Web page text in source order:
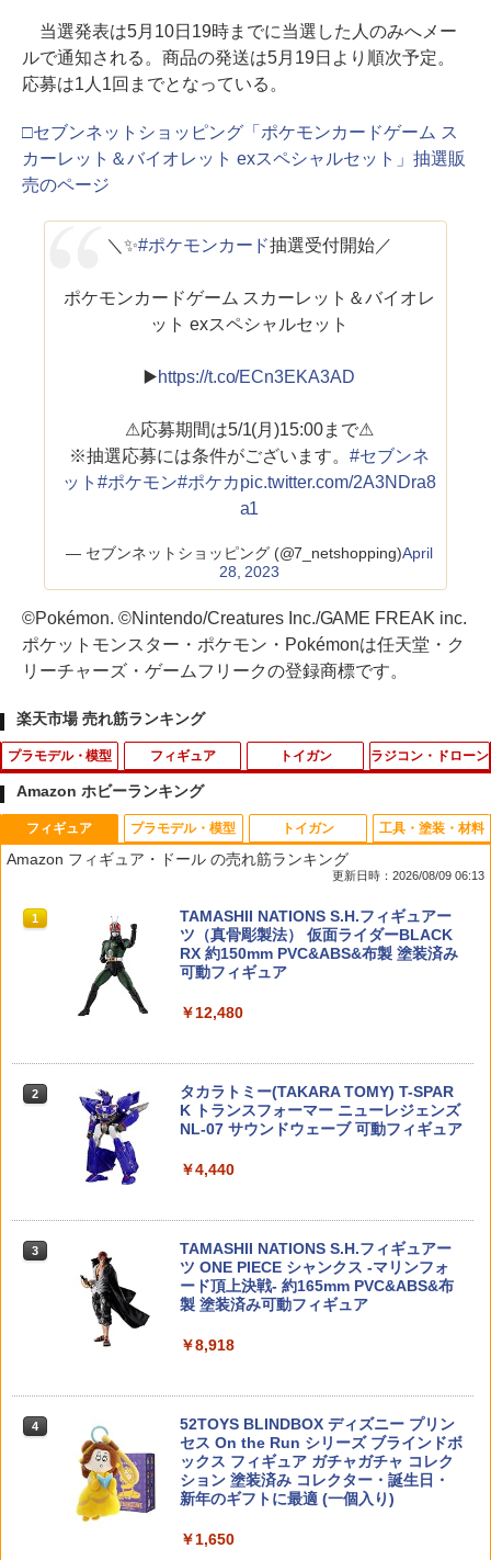
当選発表は5月10日19時までに当選した人のみへメー
ルで通知される。商品の発送は5月19日より順次予定。
応募は1人1回までとなっている。
□セブンネットショッピング「ポケモンカードゲーム ス
カーレット＆バイオレット exスペシャルセット」抽選販
売のページ
＼✨#ポケモンカード抽選受付開始／
ポケモンカードゲーム スカーレット＆バイオレ
ット exスペシャルセット
▶️https://t.co/ECn3EKA3AD
⚠応募期間は5/1(月)15:00まで⚠
※抽選応募には条件がございます。 #セブンネ
ット #ポケモン#ポケカpic.twitter.com/2A3NDra8
a1
— セブンネットショッピング (@7_netshopping)April
28, 2023
©Pokémon. ©Nintendo/Creatures Inc./GAME FREAK inc.
ポケットモンスター・ポケモン・Pokémonは任天堂・ク
リーチャーズ・ゲームフリークの登録商標です。
楽天市場 売れ筋ランキング
プラモデル・模型
1
HG 1/144 『機動戦士ガンダムAGE』 xv
m-fzc ガンダムレギルス (プラモデル)
ヨタ JZS147 アリスト 3.0V/Q ’91【578
コレクション 番外編 永遠の0 零戦21型
￥2,480
プキット No.CM-2 頭文字D 啓介のFD
【最大1,000円OFFクーポン11日1:59
迄】【中古】 バンダイ 機動戦士ガンダ
ムUC HG 1/144 ドラッツェ（ユニコーン
フィギュア
1
SOAP STUDIO ソープスタジオ トイスト
ーリー5 一緒に遊ぼう クリッカー ブライ
ンドボックス ディズニー ピクサー グッ
￥1,100
るかっぷ NARUTO-ナルト- 疾風伝 はた
￥3,550
DAISUKE KONDO art collection masc
￥3,680
【新品】 ゴジラアクションフィギュア
『スター・ウォーズ』 アクションフィギ
ュア マンダロリアン 【00062684687】
トイガン
1
SHS POM 6ホール ベアリングピストン
ヘッド AEG◆各社電動ガン ノーマルボ
ア ジュラコン 自己潤滑性◎ シリンダー
￥580
MILITARY-BASE(ミリタリーベース)ロー
￥1,080
￥1,361
Guns Modify A7075 バルブ ストッパー
ンモ
￥1,440
【楽天ランキング1位入賞】コルク玉 約1
ラジコン・ドローン
1
リポ ガード LIPO リチウム 防爆バッグ
保護バッグ リチウムポリマーバッテリー
バッテリーバッグ セーフティバッグ 収
ン 防炎 難燃性 耐火 保管 安全
￥550
￥594
￥1,020
タカラトミー トミカタウン タイムズパ
タカラトミー トミカタウン 吉野家（ト
Amazon ホビーランキング
フィギュア
Amazon フィギュア・ドール の売れ筋ランキング
更新日時：2026/08/09 06:13
1
TAMASHII NATIONS S.H.フィギュアー
ツ（真骨彫製法） 仮面ライダーBLACK
RX 約150mm PVC&ABS&布製 塗装済み
可動フィギュア
￥12,480
2
タカラトミー(TAKARA TOMY) T-SPAR
K トランスフォーマー ニューレジェンズ
NL-07 サウンドウェーブ 可動フィギュア
￥4,440
3
TAMASHII NATIONS S.H.フィギュアー
ツ ONE PIECE シャンクス -マリンフォ
ード頂上決戦- 約165mm PVC&ABS&布
製 塗装済み可動フィギュア
￥8,918
4
52TOYS BLINDBOX ディズニー プリン
セス On the Run シリーズ ブラインドボ
ックス フィギュア ガチャガチャ コレク
ション 塗装済み コレクター・誕生日・
新年のギフトに最適 (一個入り)
￥1,650
プラモデル・模型 トイガン 工具・塗装・材料